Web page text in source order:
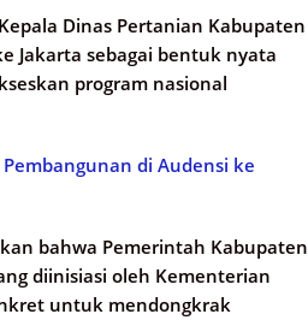
Dinas Pertanian Kabupaten
Jakarta sebagai bentuk nyata
program nasional
di Audensi ke
bahwa Pemerintah Kabupaten
diinisiasi oleh Kementerian
untuk mendongkrak